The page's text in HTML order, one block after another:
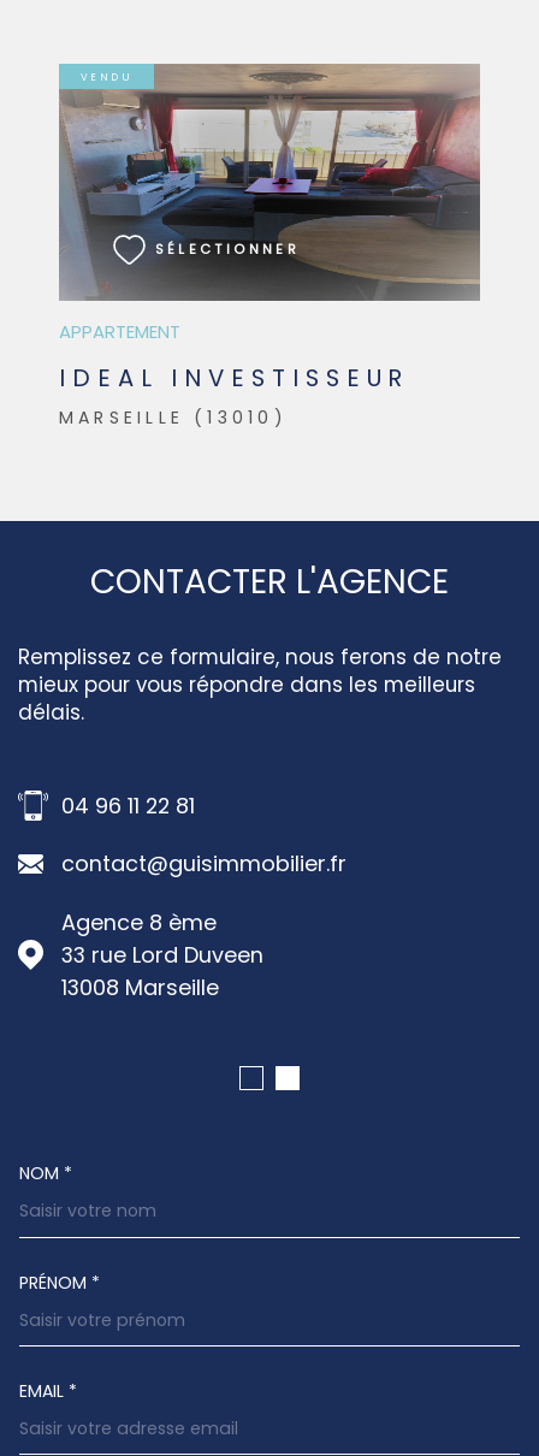
APPARTEMENT
IDEAL INVESTISSEUR
MARSEILLE (13010)
VENDU
SÉLECTIONNER
VOIR LE BIEN
CONTACTER L'AGENCE
Remplissez ce formulaire, nous ferons de notre
mieux pour vous répondre dans les meilleurs
délais.
04 96 11 22 81
contact@guisimmobilier.fr
Agence 8 ème
33 rue Lord Duveen
13008
Marseille
TRAD_MELTEM_VOSCOORDONNEES
NOM *
PRÉNOM *
EMAIL *